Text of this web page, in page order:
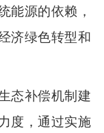
能源的依赖，
济绿色转型和
态补偿机制建
度，通过实施